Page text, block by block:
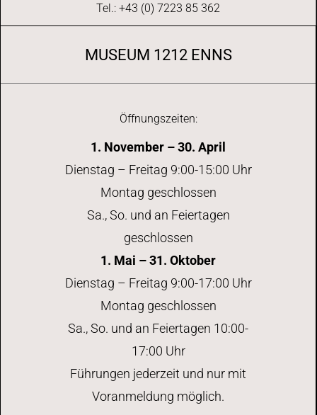
Tel.: +43 (0) 7223 85 362
MUSEUM 1212 ENNS
Öffnungszeiten:
1. November – 30. April
Dienstag – Freitag 9:00-15:00 Uhr
Montag geschlossen
Sa., So. und an Feiertagen
geschlossen
1. Mai – 31. Oktober
Dienstag – Freitag 9:00-17:00 Uhr
Montag geschlossen
Sa., So. und an Feiertagen 10:00-
17:00 Uhr
Führungen jederzeit und nur mit
Voranmeldung möglich.